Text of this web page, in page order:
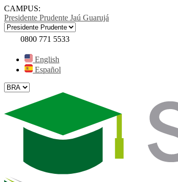
CAMPUS:
Presidente Prudente Jaú Guarujá
0800 771 5533
English
Español